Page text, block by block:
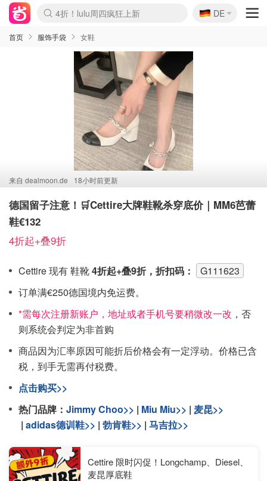
Boticinal 夏促开抢！
4折！lulu周四疯狂上新
Joybuy变相75折 随时失效
速领！Stanley独家85折
疑似霸哥！Camper额外叠85折
Zalando 奥莱闪促！每日更新
Moncler反季囤！5折起+叠9折
Coach Brooklyn仅€192
🇩🇪
DE
首页 服饰手袋 女鞋
来自 dealmoon.de 18小时前更新
德国留子注意！🛒Cettire大牌鞋靴杀穿底价｜MM6芭蕾
鞋€132
4折起+叠9折
Cettire 现有 鞋靴4折起+叠9折，折扣码：
G111623
订单满€250德国境内免运费。
*需每次注册‮账新‬户，地址或者手机号要稍‮改微‬一改 ，否
则系统会‮定判‬为非首购
商品因为汇率原因可能折后价格会有一定浮动。价格已含
税，到手无需再付税费。
点击购买>>
热门品牌： Jimmy Choo>> | Miu Miu>> | 麦昆>>
| adidas德训鞋>> | 勃肯鞋>> | 马吉拉>>
Cettire 限时闪促！Longchamp、Diesel、
麦昆厚底鞋